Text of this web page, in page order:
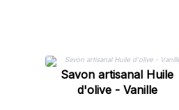
Savon artisanal Huile
d'olive - Vanille